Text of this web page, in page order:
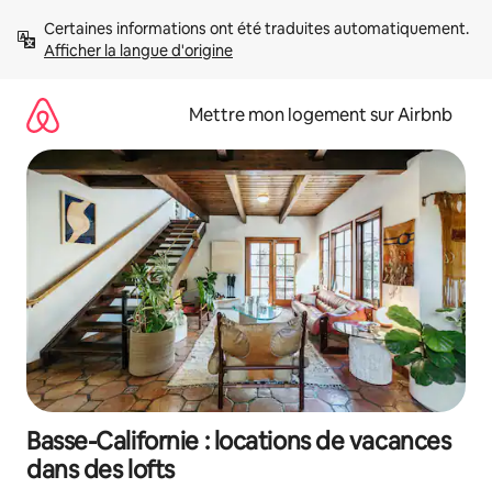
directement
Afficher la langue d'origine
Mettre mon logement sur Airbnb
Basse-Californie : locations de vacances
dans des lofts